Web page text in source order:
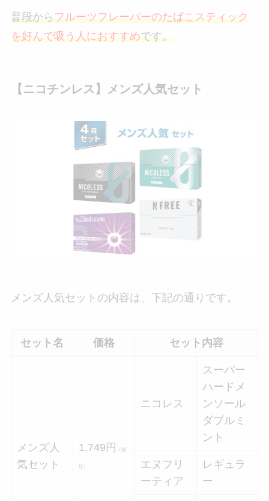
普段からフルーツフレーバーのたばこスティック
を好んで吸う人におすすめです。
【ニコチンレス】メンズ人気セット
メンズ人気セットの内容は、下記の通りです。
セット名 価格 セット内容
メンズ人
気セット
1,749円 （税
込）
ニコレス
スーパー
ハードメ
ンソール
ダブルミ
ント
エヌフリ
ーティア
レギュラ
ー